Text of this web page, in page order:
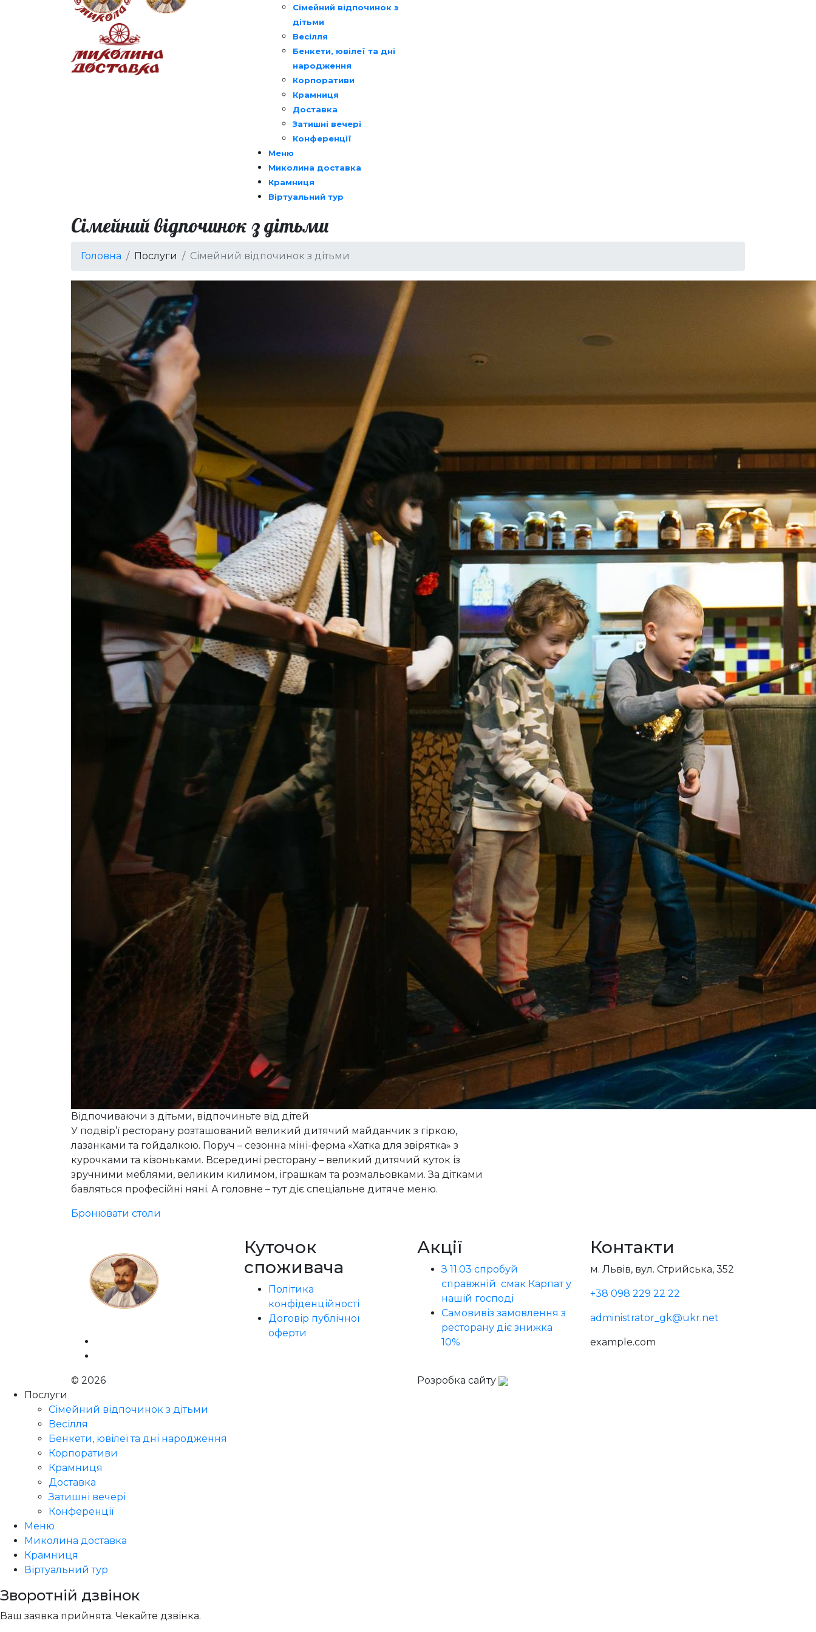
Сімейний відпочинок з
дітьми
Весілля
Бенкети, ювілеї та дні
народження
Корпоративи
Крамниця
Доставка
Затишні вечері
Конференції
Меню
Миколина доставка
Крамниця
Віртуальний тур
Сімейний відпочинок з дітьми
Головна Послуги Сімейний відпочинок з дітьми
Відпочиваючи з дітьми, відпочиньте від дітей
У подвір’ї ресторану розташований великий дитячий майданчик з гіркою,
лазанками та гойдалкою. Поруч – сезонна міні-ферма «Хатка для звірятка» з
курочками та кізоньками. Всередині ресторану – великий дитячий куток із
зручними меблями, великим килимом, іграшкам та розмальовками. За дітками
бавляться професійні няні. А головне – тут діє спеціальне дитяче меню.
Бронювати столи
Куточок
споживача
Політика
конфіденційності
Договір публічної
оферти
Акції
З 11.03 спробуй
справжній смак Карпат у
нашій господі
Самовивіз замовлення з
ресторану діє знижка
10%
Контакти
м. Львів, вул. Стрийська, 352
+38 098 229 22 22
administrator_gk@ukr.net
example.com
© 2026
Розробка сайту
Послуги
Сімейний відпочинок з дітьми
Весілля
Бенкети, ювілеї та дні народження
Корпоративи
Крамниця
Доставка
Затишні вечері
Конференції
Меню
Миколина доставка
Крамниця
Віртуальний тур
Зворотній дзвінок
Ваш заявка прийнята. Чекайте дзвінка.